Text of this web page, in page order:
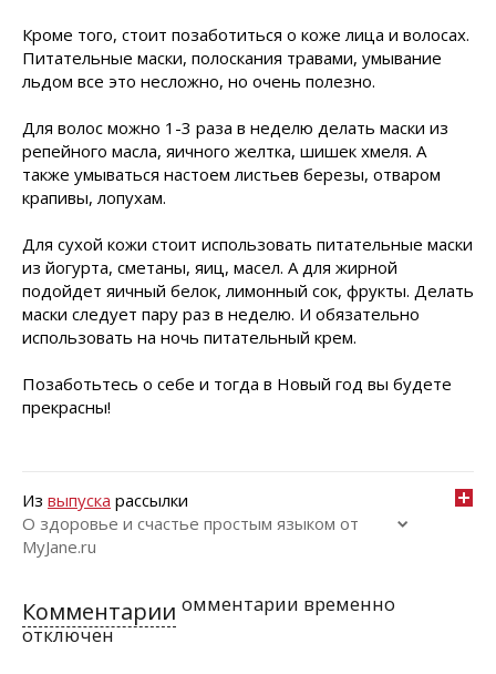
Кроме того, стоит позаботиться о коже лица и волосах.
Питательные маски, полоскания травами, умывание
льдом все это несложно, но очень полезно.
Для волос можно 1-3 раза в неделю делать маски из
репейного масла, яичного желтка, шишек хмеля. А
также умываться настоем листьев березы, отваром
крапивы, лопухам.
Для сухой кожи стоит использовать питательные маски
из йогурта, сметаны, яиц, масел. А для жирной
подойдет яичный белок, лимонный сок, фрукты. Делать
маски следует пару раз в неделю. И обязательно
использовать на ночь питательный крем.
Позаботьтесь о себе и тогда в Новый год вы будете
прекрасны!
Из выпуска рассылки
О здоровье и счастье простым языком от
MyJane.ru
Комментарии омментарии временно
отключен